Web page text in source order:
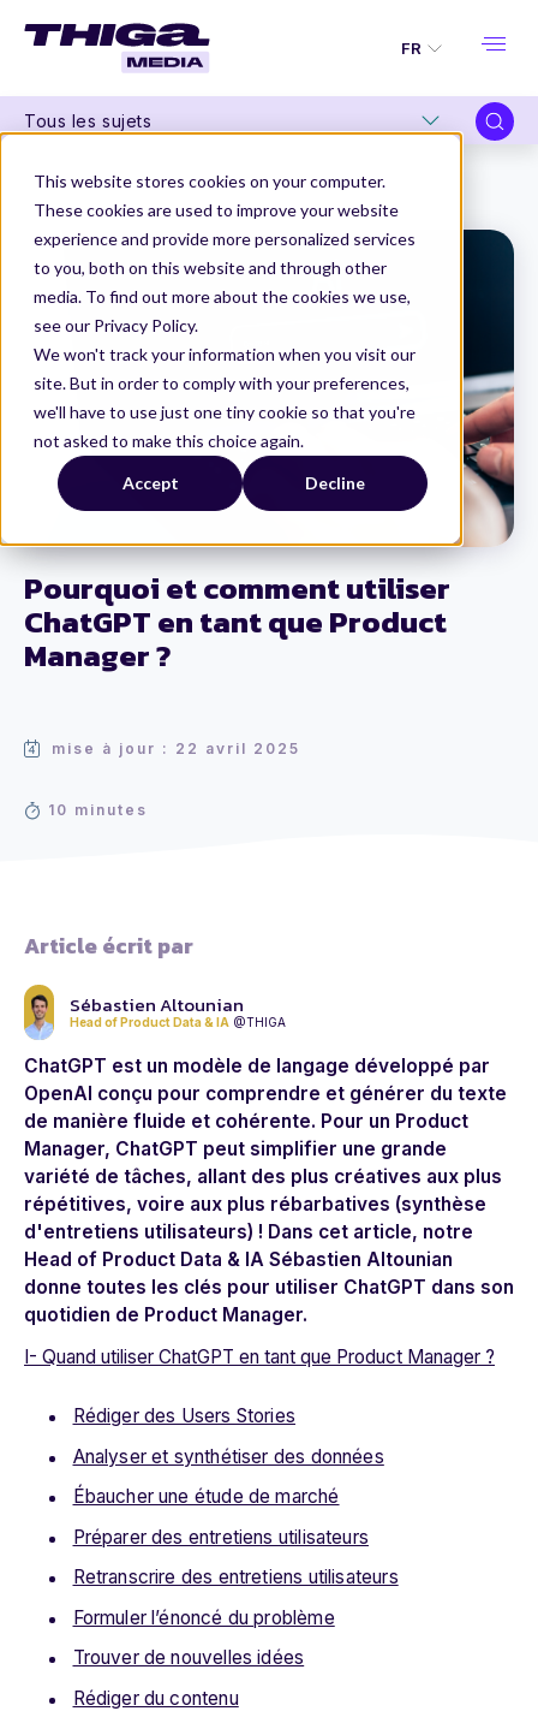
This website stores cookies on your computer.
These cookies are used to improve your website
experience and provide more personalized services
to you, both on this website and through other
media. To find out more about the cookies we use,
see our Privacy Policy.
We won't track your information when you visit our
site. But in order to comply with your preferences,
we'll have to use just one tiny cookie so that you're
not asked to make this choice again.
Accept Decline
FR
Tous les sujets
Pourquoi et comment utiliser
ChatGPT en tant que Product
Manager ?
mise à jour : 22 avril 2025
10 minutes
Thiga Media
Product Management
Article écrit par
Sébastien Altounian
Head of Product Data & IA @THIGA
ChatGPT est un modèle de langage développé par
OpenAI conçu pour comprendre et générer du texte
de manière fluide et cohérente. Pour un Product
Manager, ChatGPT peut simplifier une grande
variété de tâches, allant des plus créatives aux plus
répétitives, voire aux plus rébarbatives (synthèse
d'entretiens utilisateurs) ! Dans cet article, notre
Head of Product Data & IA Sébastien Altounian
donne toutes les clés pour utiliser ChatGPT dans son
quotidien de Product Manager.
I- Quand utiliser ChatGPT en tant que Product Manager ?
Rédiger des Users Stories
Analyser et synthétiser des données
Ébaucher une étude de marché
Préparer des entretiens utilisateurs
Retranscrire des entretiens utilisateurs
Formuler l’énoncé du problème
Trouver de nouvelles idées
Rédiger du contenu